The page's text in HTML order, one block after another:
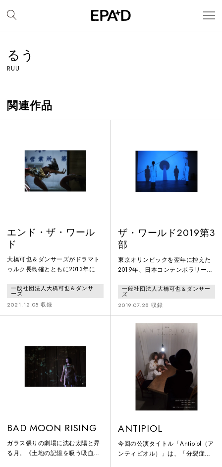
るう
RUU
関連作品
エンド・ザ・ワール
ド
大橋可也＆ダンサーズがドラマト
ゥルク長島確とともに2013年に始
クト《ザ・ワールド》最終作品。
一般社団法人大橋可也＆ダンサ
ーズ
2021.12.05 収録
ザ・ワールド2019第3
部
東京オリンピックを翌年に控えた
2019年、日本コンテンポラリーダ
ダンサーズが結成20年目に発表し
た「ザ・ワールド2019」は、江東
区湾岸地域TOLOTの1300㎡空間に
クな上演5時間を超えるエキストリ
ーム・2デイズ・パフォーマンス。
リサーチから生れた振付を記録し
たノーテーションブックの配布も
おこないました。第3部は、吉開菜
央による映像と
一般社団法人大橋可也＆ダンサー
ズ
2019.07.28 収録
BAD MOON RISING
ガラス張りの劇場に沈む太陽と昇
る月。《土地の記憶を吸う吸血
ANTIPIOL
今回の公演タイトル「Antipiol（ア
ンティピオル）」は、「分裂症の